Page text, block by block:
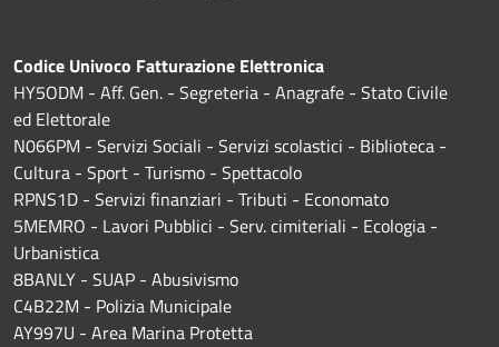
Codice Univoco Fatturazione Elettronica
HY5ODM - Aff. Gen. - Segreteria - Anagrafe - Stato Civile
ed Elettorale
N066PM - Servizi Sociali - Servizi scolastici - Biblioteca -
Cultura - Sport - Turismo - Spettacolo
RPNS1D - Servizi finanziari - Tributi - Economato
5MEMRO - Lavori Pubblici - Serv. cimiteriali - Ecologia -
Urbanistica
8BANLY - SUAP - Abusivismo
C4B22M - Polizia Municipale
AY997U - Area Marina Protetta